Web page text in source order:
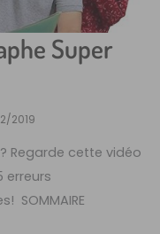
Super
2019
Regarde cette vidéo
erreurs
SOMMAIRE